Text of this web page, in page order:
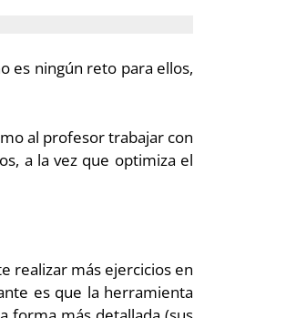
es ningún reto para ellos,
al profesor trabajar con
a la vez que optimiza el
realizar más ejercicios en
es que la herramienta